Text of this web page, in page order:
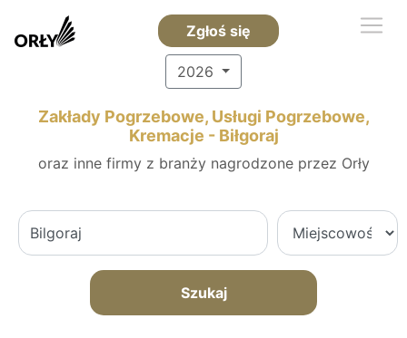
Zgłoś się
2026
Zakłady Pogrzebowe, Usługi Pogrzebowe,
Kremacje - Biłgoraj
oraz inne firmy z branży nagrodzone przez Orły
Szukaj